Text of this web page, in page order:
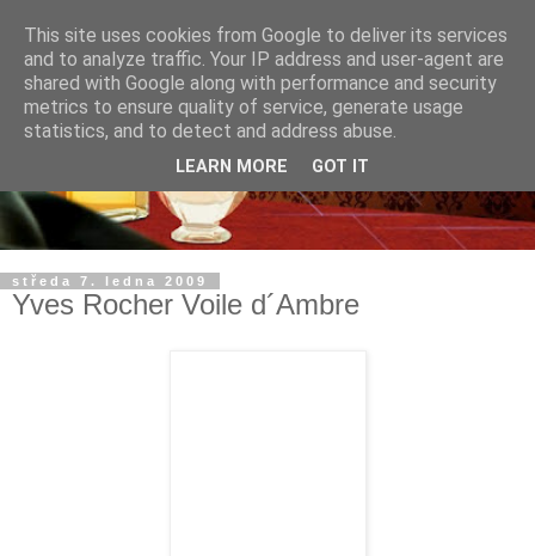
středa 7. ledna 2009
Yves Rocher Voile d´Ambre
This site uses cookies from Google to deliver its services
and to analyze traffic. Your IP address and user-agent are
shared with Google along with performance and security
metrics to ensure quality of service, generate usage
statistics, and to detect and address abuse.
LEARN MORE GOT IT